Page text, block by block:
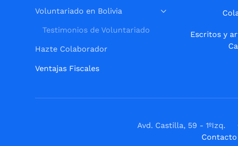
Voluntariado en Bolivia
Testimonios de Voluntariado
Hazte Colaborador
Ventajas Fiscales
Escritos y
Avd. Castilla, 59 - 1ºIzq.
Contacto